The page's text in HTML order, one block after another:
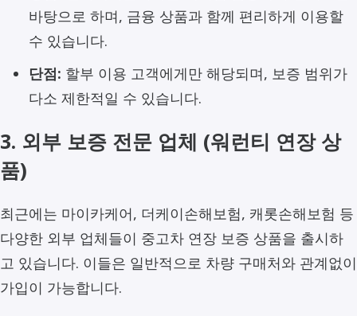
바탕으로 하며, 금융 상품과 함께 편리하게 이용할
수 있습니다.
단점: 할부 이용 고객에게만 해당되며, 보증 범위가
다소 제한적일 수 있습니다.
3. 외부 보증 전문 업체 (워런티 연장 상
품)
최근에는 마이카케어, 더케이손해보험, 캐롯손해보험 등
다양한 외부 업체들이 중고차 연장 보증 상품을 출시하
고 있습니다. 이들은 일반적으로 차량 구매처와 관계없이
가입이 가능합니다.